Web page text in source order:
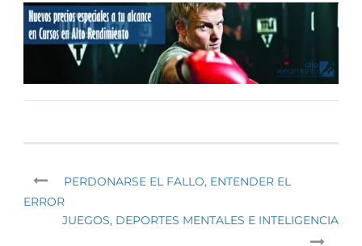
PERDONARSE EL FALLO, ENTENDER EL
ERROR
JUEGOS, DEPORTES MENTALES E INTELIGENCIA